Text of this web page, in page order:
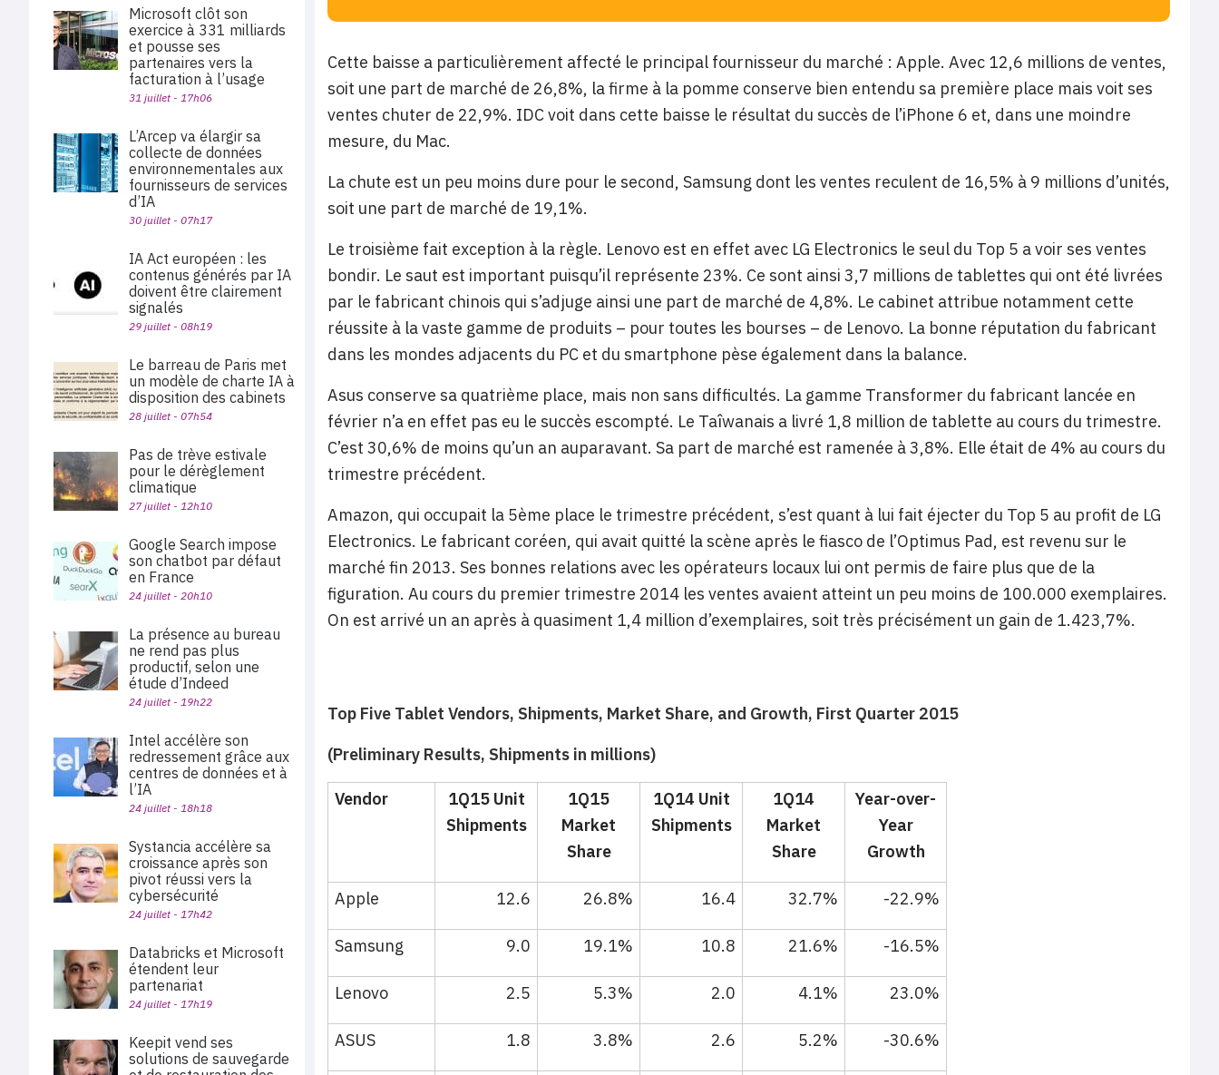
Cette baisse a particulièrement affecté le principal fournisseur du marché : Apple. Avec 12,6 millions de ventes,
soit une part de marché de 26,8%, la firme à la pomme conserve bien entendu sa première place mais voit ses
ventes chuter de 22,9%. IDC voit dans cette baisse le résultat du succès de l’iPhone 6 et, dans une moindre
mesure, du Mac.
La chute est un peu moins dure pour le second, Samsung dont les ventes reculent de 16,5% à 9 millions d’unités,
soit une part de marché de 19,1%.
Le troisième fait exception à la règle. Lenovo est en effet avec LG Electronics le seul du Top 5 a voir ses ventes
bondir. Le saut est important puisqu’il représente 23%. Ce sont ainsi 3,7 millions de tablettes qui ont été livrées
par le fabricant chinois qui s’adjuge ainsi une part de marché de 4,8%. Le cabinet attribue notamment cette
réussite à la vaste gamme de produits – pour toutes les bourses – de Lenovo. La bonne réputation du fabricant
dans les mondes adjacents du PC et du smartphone pèse également dans la balance.
Asus conserve sa quatrième place, mais non sans difficultés. La gamme Transformer du fabricant lancée en
février n’a en effet pas eu le succès escompté. Le Taîwanais a livré 1,8 million de tablette au cours du trimestre.
C’est 30,6% de moins qu’un an auparavant. Sa part de marché est ramenée à 3,8%. Elle était de 4% au cours du
trimestre précédent.
Amazon, qui occupait la 5ème place le trimestre précédent, s’est quant à lui fait éjecter du Top 5 au profit de LG
Electronics. Le fabricant coréen, qui avait quitté la scène après le fiasco de l’Optimus Pad, est revenu sur le
marché fin 2013. Ses bonnes relations avec les opérateurs locaux lui ont permis de faire plus que de la
figuration. Au cours du premier trimestre 2014 les ventes avaient atteint un peu moins de 100.000 exemplaires.
On est arrivé un an après à quasiment 1,4 million d’exemplaires, soit très précisément un gain de 1.423,7%.
Top Five Tablet Vendors, Shipments, Market Share, and Growth, First Quarter 2015
(Preliminary Results, Shipments in millions)
Vendor
1Q15 Unit
Shipments
1Q15
Market
Share
1Q14 Unit
Shipments
1Q14
Market
Share
Year-over-
Year
Growth
Apple 12.6 26.8% 16.4 32.7% -22.9%
Samsung 9.0 19.1% 10.8 21.6% -16.5%
Lenovo 2.5 5.3% 2.0 4.1% 23.0%
ASUS 1.8 3.8% 2.6 5.2% -30.6%
Microsoft clôt son
exercice à 331 milliards
et pousse ses
partenaires vers la
facturation à l’usage
31 juillet - 17h06
L’Arcep va élargir sa
collecte de données
environnementales aux
fournisseurs de services
d’IA
30 juillet - 07h17
IA Act européen : les
contenus générés par IA
doivent être clairement
signalés
29 juillet - 08h19
Le barreau de Paris met
un modèle de charte IA à
disposition des cabinets
28 juillet - 07h54
Pas de trève estivale
pour le dérèglement
climatique
27 juillet - 12h10
Google Search impose
son chatbot par défaut
en France
24 juillet - 20h10
La présence au bureau
ne rend pas plus
productif, selon une
étude d’Indeed
24 juillet - 19h22
Intel accélère son
redressement grâce aux
centres de données et à
l’IA
24 juillet - 18h18
Systancia accélère sa
croissance après son
pivot réussi vers la
cybersécurité
24 juillet - 17h42
Databricks et Microsoft
étendent leur
partenariat
24 juillet - 17h19
Keepit vend ses
solutions de sauvegarde